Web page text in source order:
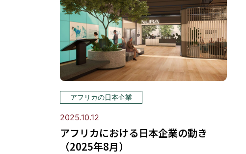
アフリカの日本企業
2025.10.12
アフリカにおける日本企業の動き
（2025年8月）